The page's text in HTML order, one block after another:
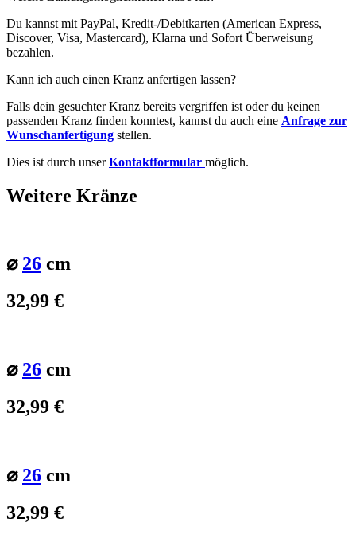
Du kannst mit PayPal, Kredit-/Debitkarten (American Express,
Discover, Visa, Mastercard), Klarna und Sofort Überweisung
bezahlen.
Kann ich auch einen Kranz anfertigen lassen?
Falls dein gesuchter Kranz bereits vergriffen ist oder du keinen
passenden Kranz finden konntest, kannst du auch eine Anfrage zur
Wunschanfertigung stellen.
Dies ist durch unserKontaktformular möglich.
Weitere Kränze
⌀ 26 cm
32,99 €
⌀ 26 cm
32,99 €
⌀ 26 cm
32,99 €